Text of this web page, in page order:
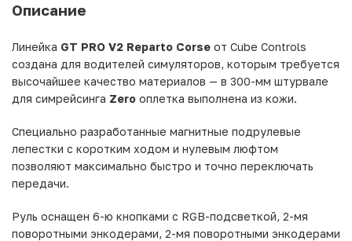
Описание
Линейка GT PRO V2 Reparto Corse от Cube Controls
создана для водителей симуляторов, которым требуется
высочайшее качество материалов — в 300-мм штурвале
для симрейсинга Zero оплетка выполнена из кожи.
Специально разработанные магнитные подрулевые
лепестки с коротким ходом и нулевым люфтом
позволяют максимально быстро и точно переключать
передачи.
Руль оснащен 6-ю кнопками с RGB-подсветкой, 2-мя
поворотными энкодерами, 2-мя поворотными энкодерами